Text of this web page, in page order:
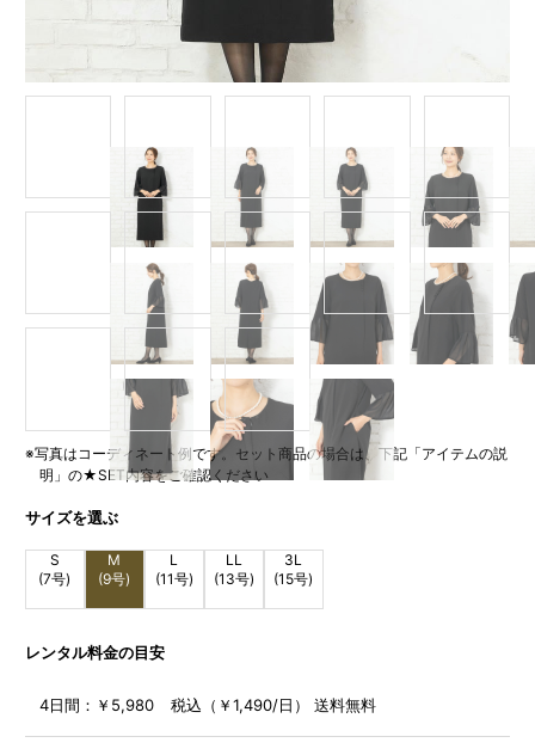
Item
※写真はコーディネート例です。セット商品の場合は、下記「アイテムの説
明」の★SET内容をご確認ください
サイズを選ぶ
S
(7号)
M
(9号)
L
(11号)
LL
(13号)
3L
(15号)
レンタル料金の目安
4日間： ￥5,980 税込（￥1,490/日） 送料無料